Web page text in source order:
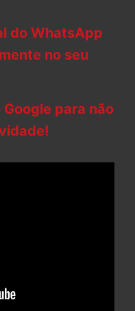
do WhatsApp
no seu
para não